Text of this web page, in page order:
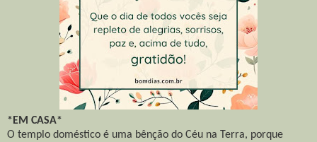
*EM CASA*
O templo doméstico é uma bênção do Céu na Terra, porque